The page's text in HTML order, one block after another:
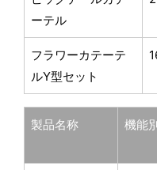
ーテル
フラワーカテーテ
ルY型セット
製品名称 機能